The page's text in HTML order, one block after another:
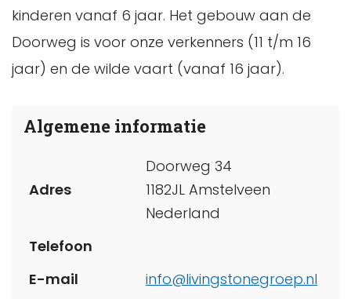
kinderen vanaf 6 jaar. Het gebouw aan de
Doorweg is voor onze verkenners (11 t/m 16
jaar) en de wilde vaart (vanaf 16 jaar).
Algemene informatie
Adres
Doorweg 34
1182JL Amstelveen
Nederland
Telefoon
E-mail
info@livingstonegroep.nl